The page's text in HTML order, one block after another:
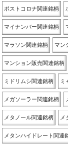
ポストコロナ関連銘柄
マイナンバー関連銘柄
マラソン関連銘柄 マン
マンション販売関連銘柄
ミドリムシ関連銘柄 ミ
メガソーラー関連銘柄
メタノール関連銘柄 メ
メタンハイドレート関連